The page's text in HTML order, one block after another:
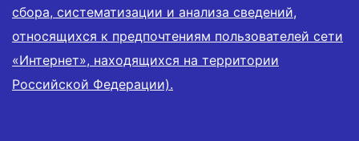
сбора, систематизации и анализа сведений,
относящихся к предпочтениям пользователей сети
«Интернет», находящихся на территории
Российской Федерации).